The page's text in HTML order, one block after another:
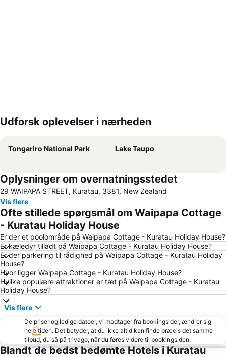
Udvid kort
Udforsk oplevelser i nærheden
Tongariro National Park Lake Taupo
Oplysninger om overnatningsstedet
29 WAIPAPA STREET, Kuratau, 3381, New Zealand
Vis flere
Ofte stillede spørgsmål om Waipapa Cottage
- Kuratau Holiday House
Er der et poolområde på Waipapa Cottage - Kuratau Holiday House?
Er kæledyr tilladt på Waipapa Cottage - Kuratau Holiday House?
Er der parkering til rådighed på Waipapa Cottage - Kuratau Holiday
House?
Hvor ligger Waipapa Cottage - Kuratau Holiday House?
Hvilke populære attraktioner er tæt på Waipapa Cottage - Kuratau
Holiday House?
Vis flere
De priser og ledige datoer, vi modtager fra bookingsider, ændrer sig
hele tiden. Det betyder, at du ikke altid kan finde præcis det samme
tilbud, du så på trivago, når du føres videre til bookingsiden.
Blandt de bedst bedømte Hotels i Kuratau